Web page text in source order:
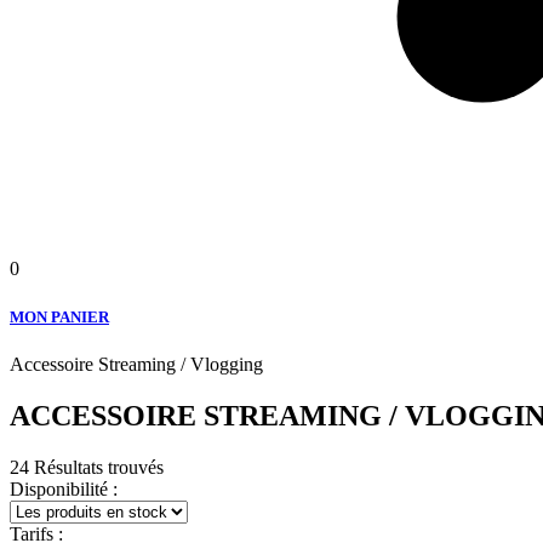
0
MON PANIER
Accessoire Streaming / Vlogging
ACCESSOIRE STREAMING /
24 Résultats trouvés
Disponibilité :
Tarifs :